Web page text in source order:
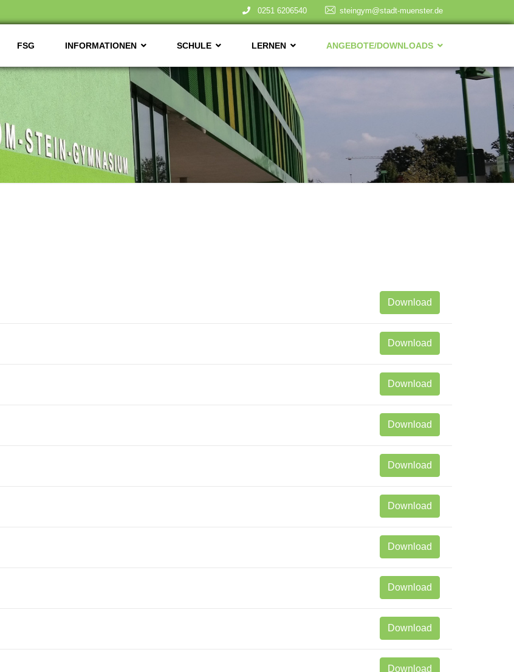
0251 6206540 steingym@stadt-muenster.de
FSG INFORMATIONEN SCHULE LERNEN ANGEBOTE/DOWNLOADS
Download
Download
Download
Download
Download
Download
Download
Download
Download
Download